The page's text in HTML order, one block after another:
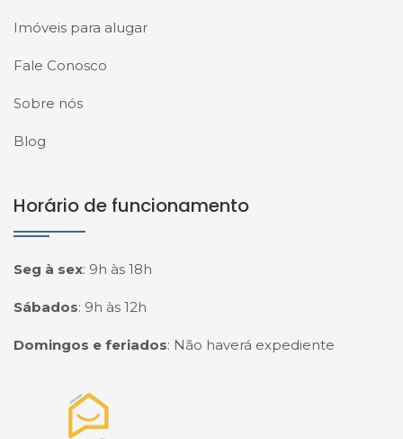
Imóveis para alugar
Fale Conosco
Sobre nós
Blog
Horário de funcionamento
Seg à sex: 9h às 18h
Sábados: 9h às 12h
Domingos e feriados: Não haverá expediente
Página inicial